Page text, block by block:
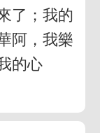
了；我的
阿，我樂
的心